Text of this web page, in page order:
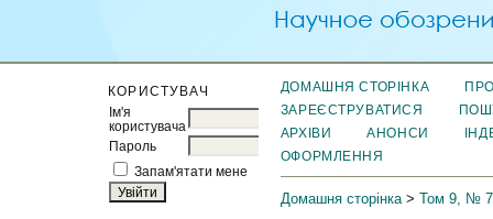
КОРИСТУВАЧ
Ім'я
користувача
Пароль
Запам'ятати мене
ДОМАШНЯ СТОРІНКА
ЗАРЕЄСТРУВАТИСЯ
АРХІВИ
АНОНСИ
ОФОРМЛЕННЯ
Домашня сторінка> Том 9, №